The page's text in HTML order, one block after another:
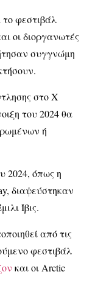
φεστιβάλ
οι διοργανωτές
συγγνώμη
στο X
του 2024 θα
ή
2024, όπως η
διαψεύστηκαν
Ίβις.
από τις
φεστιβάλ
και οι Arctic